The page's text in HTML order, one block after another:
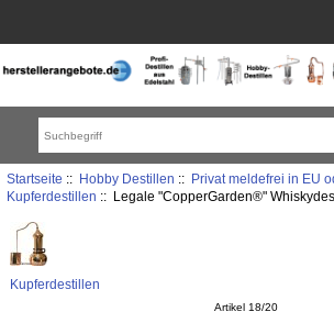
Startseite :: Hobby Destillen :: Privat meldefrei in EU
Kupferdestillen :: Legale "CopperGarden®"
Kupferdestillen
Artikel 18/20